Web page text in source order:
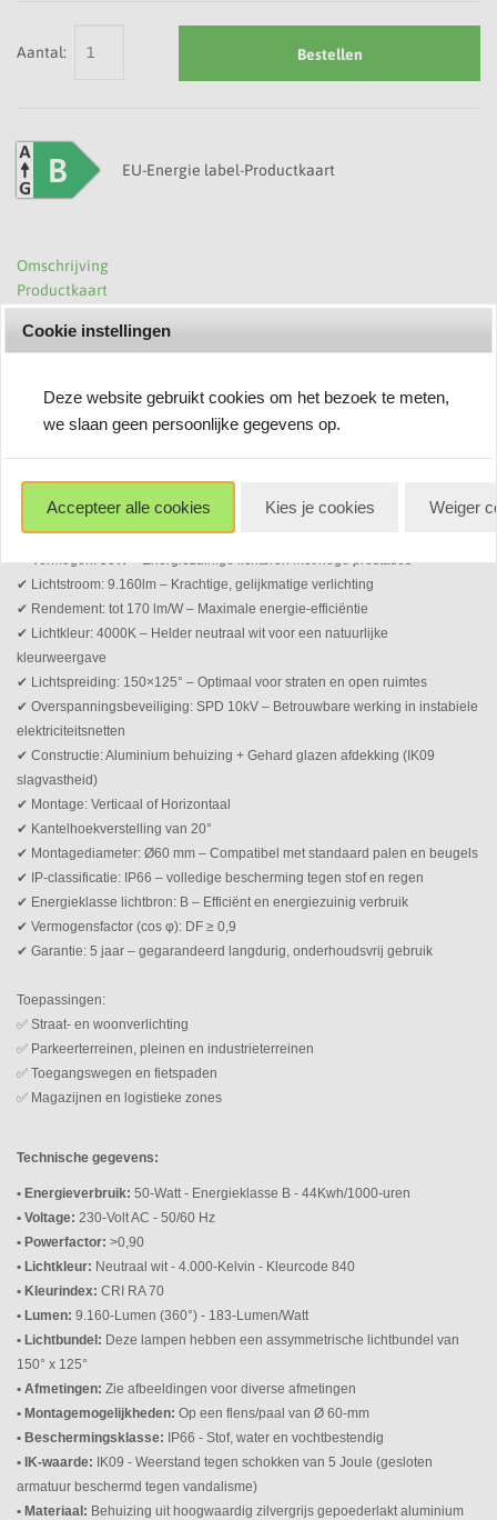
Aantal: Bestellen
B EU-Energie label-Productkaart
Omschrijving
Productkaart
speciaal ontworpen voor de verlichting van wegen, parkeerterreinen en
een duurzame aluminium behuizing en een hoge weerstand tegen zware
krachtige en veilige verlichtingsoplossing die zorgt voor uitstekende
buiteninstallaties.
Belangrijkste productkenmerken:
✔ Lichtstroom: 9.160lm – Krachtige, gelijkmatige verlichting
✔ Rendement: tot 170 lm/W – Maximale energie-efficiëntie
✔ Lichtkleur: 4000K – Helder neutraal wit voor een natuurlijke
kleurweergave
✔ Lichtspreiding: 150×125° – Optimaal voor straten en open ruimtes
✔ Overspanningsbeveiliging: SPD 10kV – Betrouwbare werking in instabiele
elektriciteitsnetten
✔ Constructie: Aluminium behuizing + Gehard glazen afdekking (IK09
slagvastheid)
✔ Montage: Verticaal of Horizontaal
✔ Kantelhoekverstelling van 20°
✔ Montagediameter: Ø60 mm – Compatibel met standaard palen en beugels
✔ IP-classificatie: IP66 – volledige bescherming tegen stof en regen
✔ Energieklasse lichtbron: B – Efficiënt en energiezuinig verbruik
✔ Vermogensfactor (cos φ): DF ≥ 0,9
✔ Garantie: 5 jaar – gegarandeerd langdurig, onderhoudsvrij gebruik
Toepassingen:
✅ Straat- en woonverlichting
✅ Parkeerterreinen, pleinen en industrieterreinen
✅ Toegangswegen en fietspaden
✅ Magazijnen en logistieke zones
Technische gegevens:
• Energieverbruik: 50-Watt - Energieklasse B - 44Kwh/1000-uren
• Voltage: 230-Volt AC - 50/60 Hz
• Powerfactor: >0,90
• Lichtkleur: Neutraal wit - 4.000-Kelvin - Kleurcode 840
• Kleurindex: CRI RA 70
• Lumen: 9.160-Lumen (360°) - 183-Lumen/Watt
• Lichtbundel: Deze lampen hebben een assymmetrische lichtbundel van
150° x 125°
• Afmetingen: Zie afbeeldingen voor diverse afmetingen
• Montagemogelijkheden: Op een flens/paal van Ø 60-mm
• Beschermingsklasse: IP66 - Stof, water en vochtbestendig
• IK-waarde: IK09 - Weerstand tegen schokken van 5 Joule (gesloten
armatuur beschermd tegen vandalisme)
• Materiaal: Behuizing uit hoogwaardig zilvergrijs gepoederlakt aluminium
Cookie instellingen
Deze website gebruikt cookies om het bezoek te meten,
we slaan geen persoonlijke gegevens op.
Accepteer alle cookies Kies je cookies Weiger